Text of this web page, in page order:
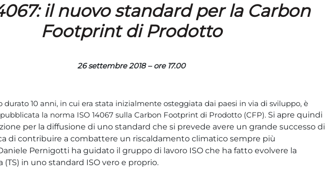
il nuovo standard per la Carbon
Footprint di Prodotto
26 settembre 2018 – ore 17.00
durato 10 anni, in cui era stata inizialmente osteggiata dai paesi in via di sviluppo, è
la norma ISO 14067 sulla Carbon Footprint di Prodotto (CFP). Si apre quindi
per la diffusione di uno standard che si prevede avere un grande successo di
di contribuire a combattere un riscaldamento climatico sempre più
Pernigotti ha guidato il gruppo di lavoro ISO che ha fatto evolvere la
(TS) in uno standard ISO vero e proprio.